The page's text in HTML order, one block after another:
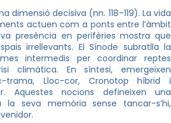
dimensió decisiva (nn. 118–119). La vida
actuen com a ponts entre l’àmbit
presència en perifèries mostra que
irrellevants. El Sínode subratlla la
intermedis per coordinar reptes
climàtica. En síntesi, emergeixen
trama, Lloc-cor, Cronotop híbrid i
Aquestes nocions defineixen una
la seva memòria sense tancar-s’hi,